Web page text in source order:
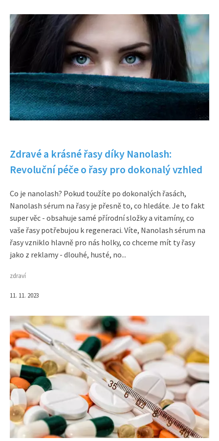
Zdravé a krásné řasy díky Nanolash:
Revoluční péče o řasy pro dokonalý vzhled
Co je nanolash? Pokud toužíte po dokonalých řasách,
Nanolash sérum na řasy je přesně to, co hledáte. Je to fakt
super věc - obsahuje samé přírodní složky a vitamíny, co
vaše řasy potřebujou k regeneraci. Víte, Nanolash sérum na
řasy vzniklo hlavně pro nás holky, co chceme mít ty řasy
jako z reklamy - dlouhé, husté, no...
zdraví
11. 11. 2023